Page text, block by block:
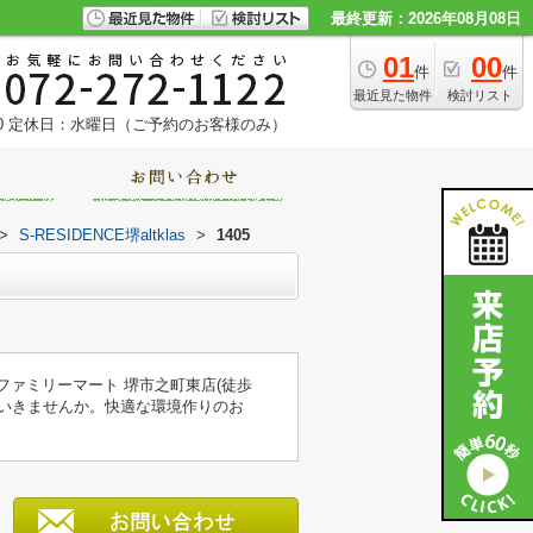
最終更新：2026年08月08日
01件
最近見た物件
00件
検討リスト
定休日：水曜日（ご予約のお客様のみ）
> S-RESIDENCE堺altklas > 1405
ァミリーマート 堺市之町東店(徒歩
きませんか。快適な環境作りのお